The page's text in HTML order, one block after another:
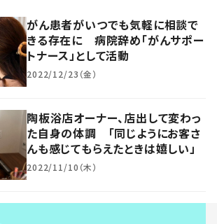
がん患者がいつでも気軽に相談で
きる存在に 病院辞め「がんサポー
トナース」として活動
2022/12/23（金）
陶板浴店オーナー、店出して変わっ
た自身の体調 「同じようにお客さ
んも感じてもらえたときは嬉しい」
2022/11/10（木）